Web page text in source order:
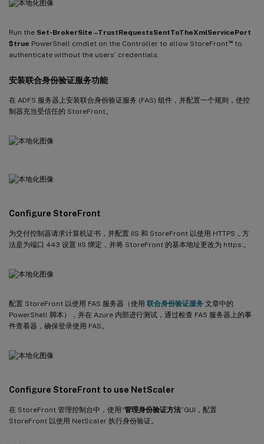
Run the Set-BrokerSite –TrustRequestsSentToTheXmlServicePort
$true PowerShell cmdlet on the Controller to allow StoreFront™to
authenticate without the users’ credentials.
安装联合身份验证服务功能
在 ADFS 服务器上安装联合身份验证服务 (FAS) 组件，并配置一个规则，使控
制器充当受信任的 StoreFront。
Configure StoreFront
为交付控制器请求计算机证书，并配置 IIS 和 StoreFront 以使用 HTTPS，方
法是为端口 443 设置 IIS 绑定，并将 StoreFront 的基本地址更改为 https:。
配置 StoreFront 以使用 FAS 服务器（使用 联合身份验证服务 文章中的
PowerShell 脚本），并在 Azure 内部进行测试，通过检查 FAS 服务器上的事
件查看器，确保登录使用 FAS。
Configure StoreFront to use NetScaler
在 StoreFront 管理控制台中，使用“管理身份验证方法”GUI，配置
StoreFront 以使用 NetScaler 执行身份验证。